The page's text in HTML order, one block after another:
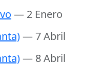
— 2 Enero
— 7 Abril
— 8 Abril